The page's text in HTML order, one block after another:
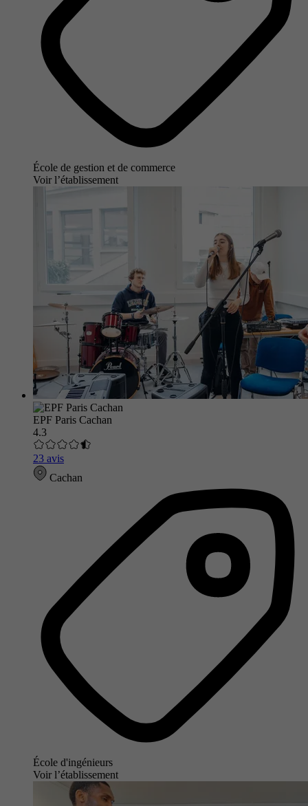
École de gestion et de commerce
Voir l’établissement
EPF Paris Cachan
4.3
23 avis
Cachan
École d'ingénieurs
Voir l’établissement